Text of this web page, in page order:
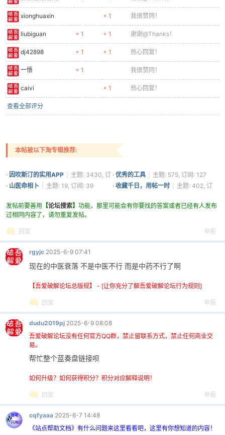
xionghuaxin + 1 我很赞同！
liubiguan + 1 + 1 谢谢@Thanks！
dj42898 + 1 + 1 热心回复！
一悟 + 1 我很赞同！
caivi + 1 热心回复！
查看全部评分
本帖被以下淘专辑推荐:
· 因吹斯汀的实用APP
主题: 3430, 订
阅: 1361
· 优秀的工具
主题: 575, 订阅: 127
· 山医命相卜 主题: 19, 订阅: 39 · 收藏千日，用帖一时
主题: 402, 订
发帖前要善用
【论坛搜索】 功能，那里可能会有你要找的答案或者已经有人发布
过相同内容了，请勿重复发帖。
回复 举报
rgyjc 2025-6-9 07:41
现在的中医衰落 不是中医不行 而是中药不行了啊
【吾爱破解论坛总版规】 - [让你充分了解吾爱破解论坛行为规则]
回复 举报
dudu2019pj 2025-6-9 08:08
吾爱破解论坛没有任何官方QQ群，禁止留联系方式，禁止任何商业交
易。
帮忙整个蓝奏盘链接呗
如何升级？如何获得积分？积分对应解释说明！
回复 举报
cqfyaaa 2025-6-7 14:48
《站点帮助文档》有什么问题来这里看看吧，这里有你想知道的内容！